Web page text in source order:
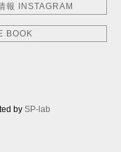
報 INSTAGRAM
BOOK
by SP-lab